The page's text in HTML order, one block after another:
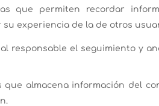
que permiten recordar
experiencia de la de otros
responsable el seguimiento y
que almacena información del